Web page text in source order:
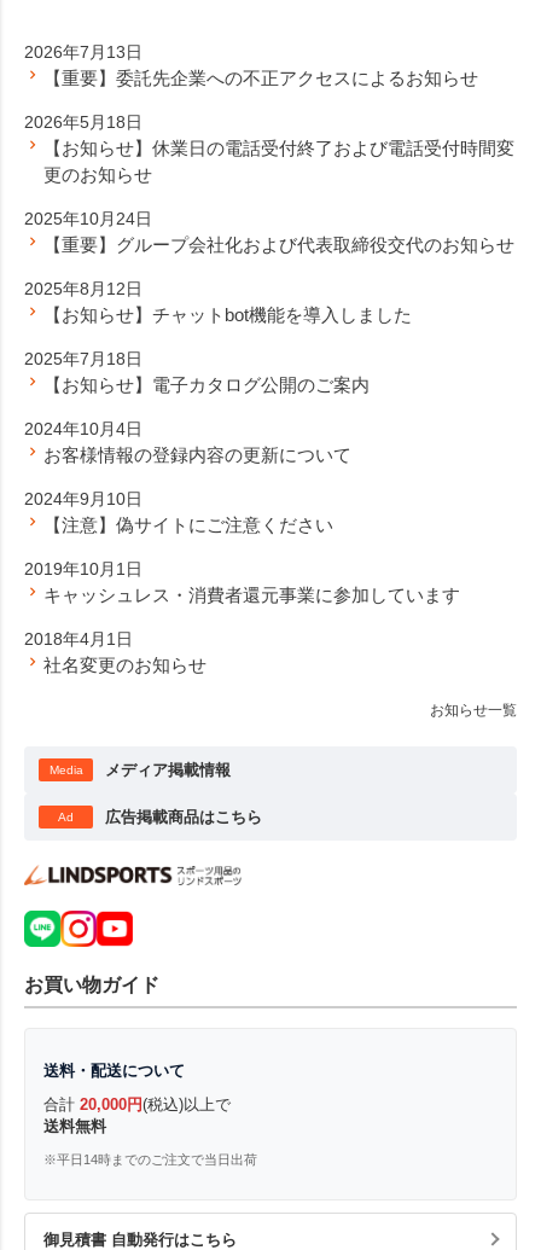
2026年7月13日
【重要】委託先企業への不正アクセスによるお知らせ
2026年5月18日
【お知らせ】休業日の電話受付終了および電話受付時間変
更のお知らせ
2025年10月24日
【重要】グループ会社化および代表取締役交代のお知らせ
2025年8月12日
【お知らせ】チャットbot機能を導入しました
2025年7月18日
【お知らせ】電子カタログ公開のご案内
2024年10月4日
お客様情報の登録内容の更新について
2024年9月10日
【注意】偽サイトにご注意ください
2019年10月1日
キャッシュレス・消費者還元事業に参加しています
2018年4月1日
社名変更のお知らせ
お知らせ一覧
Media メディア掲載情報
Ad 広告掲載商品はこちら
お買い物ガイド
送料・配送について
合計 20,000円(税込)以上で
送料無料
※平日14時までのご注文で当日出荷
御見積書 自動発行はこちら